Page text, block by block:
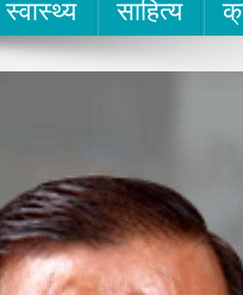
स्वास्थ्य साहित्य